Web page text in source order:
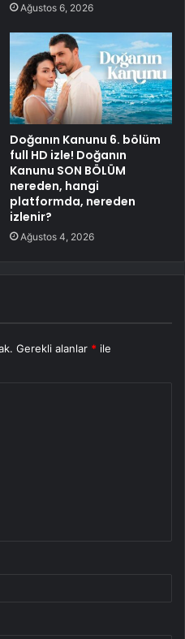
Ağustos 6, 2026
Doğanın Kanunu 6. bölüm
full HD izle! Doğanın
Kanunu SON BÖLÜM
nereden, hangi
platformda, nereden
izlenir?
Ağustos 4, 2026
Gerekli alanlar * ile